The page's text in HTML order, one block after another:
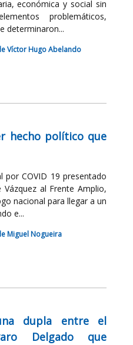
económica y social sin
problemáticos,
determinaron...
Víctor Hugo Abelando
hecho político que
por COVID 19 presentado
al Frente Amplio,
nacional para llegar a un
e...
Miguel Nogueira
dupla entre el
Delgado que